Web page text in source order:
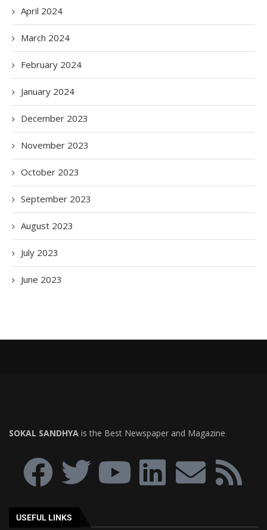
April 2024
March 2024
February 2024
January 2024
December 2023
November 2023
October 2023
September 2023
August 2023
July 2023
June 2023
SOKAL SANDHYA is the Best Newspaper and Magazine
USEFUL LINKS